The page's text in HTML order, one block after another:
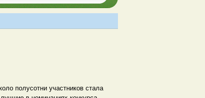
полусотни участников стала